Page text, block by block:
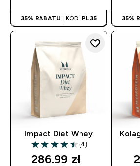
35% RABATU | KOD: PL35 35%
Impact Diet Whey
4.5 out of 5 stars
(4)
286.99 zł‎